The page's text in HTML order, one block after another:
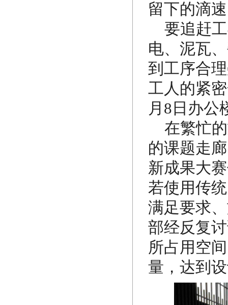
留下的滴
要追赶
电、泥瓦
到工序合
工人的紧
月8日办公
在繁忙
的课题走
新成果大
若使用传
满足要求
部经反复
所占用空
量，达到